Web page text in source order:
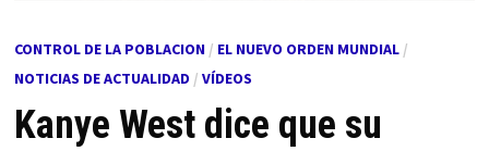
CONTROL DE LA POBLACION/ EL NUEVO ORDEN MUNDIAL/
NOTICIAS DE ACTUALIDAD / VÍDEOS
Kanye West dice que su